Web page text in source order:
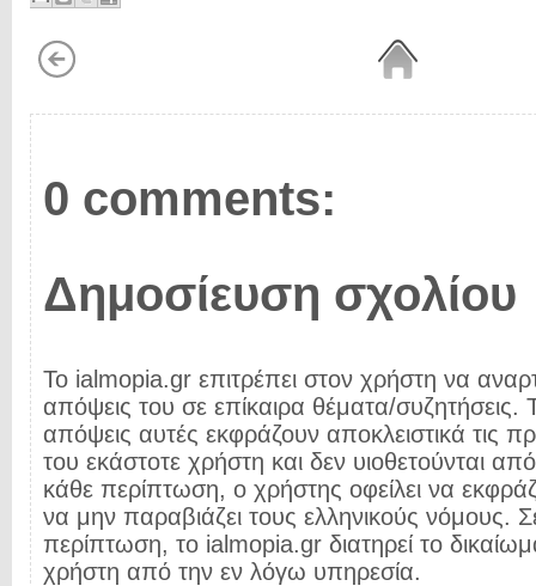
0 comments:
Δημοσίευση σχολίου
Το ialmopia.gr επιτρέπει στον χρήστη να
απόψεις του σε επίκαιρα θέματα/συζητήσεις.
απόψεις αυτές εκφράζουν αποκλειστικά τις
του εκάστοτε χρήστη και δεν υιοθετούνται
κάθε περίπτωση, ο χρήστης οφείλει να
να μην παραβιάζει τους ελληνικούς νόμους.
περίπτωση, το ialmopia.gr διατηρεί το
χρήστη από την εν λόγω υπηρεσία.